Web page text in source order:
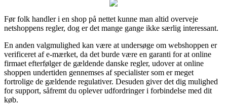
Før folk handler i en shop på nettet kunne man altid overveje
netshoppens regler, dog er det mange gange ikke særlig interessant.
En anden valgmulighed kan være at undersøge om webshoppen er
verificeret af e-mærket, da det burde være en garanti for at online
firmaet efterfølger de gældende danske regler, udover at online
shoppen undertiden gennemses af specialister som er meget
fortrolige de gældende regulativer. Desuden giver det dig mulighed
for support, såfremt du oplever udfordringer i forbindelse med dit
køb.